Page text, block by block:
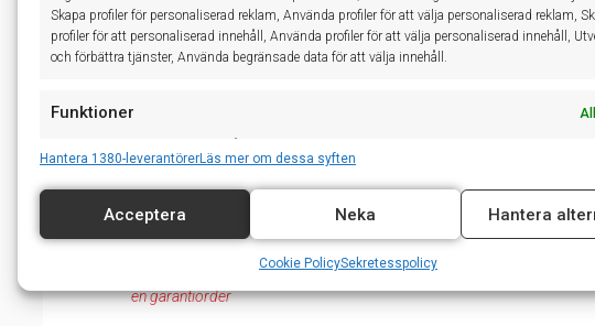
Skapa profiler för personaliserad reklam, Använda profiler för att välja personaliserad reklam,
profiler för att personaliserad innehåll, Använda profiler för att välja personaliserad innehåll,
och förbättra tjänster, Använda begränsade data för att välja innehåll.
Funktioner
baserat på information som överförs automatiskt.
Säkerställa säkerhet, förhindra och upptäcka bedrägerier samt
åtgärda fel, Leverera och visa reklam och innehåll, Spara och
meddela dina integritetsval.
Hantera 1380-leverantörerLäs mer om dessa syften
Acceptera Neka Hantera
Cookie PolicySekretesspolicy
I ny dialogruta visas Saga2 behandlade rader med claim
och högerklicka → Välj önskad behandling.
KlickaOk.
Avslutad garanti order ger signal på Garantin/Garantierna och går
Garantireskontra översikt
Gå tillGarantier → Kundreskontra → Inbetalningar.
Har du valt att skapa inbetalningar manuellt så ska det ske under
en garantiorder